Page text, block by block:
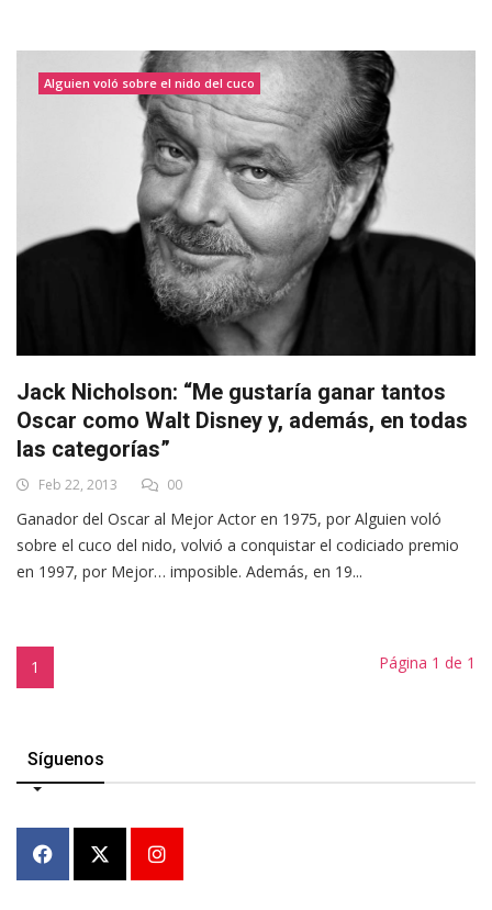
Alguien voló sobre el nido del cuco
Jack Nicholson: “Me gustaría ganar tantos
Oscar como Walt Disney y, además, en todas
las categorías”
Feb 22, 2013 00
Ganador del Oscar al Mejor Actor en 1975, por Alguien voló
sobre el cuco del nido, volvió a conquistar el codiciado premio
en 1997, por Mejor… imposible. Además, en 19...
1 Página 1 de 1
Síguenos